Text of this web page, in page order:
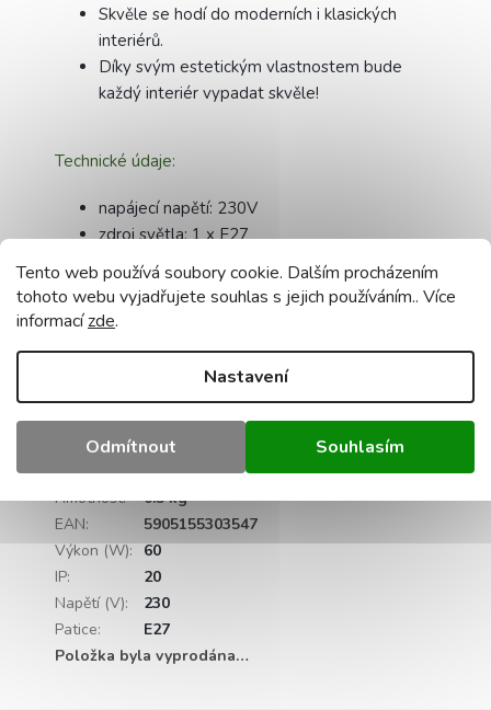
Tento web používá soubory cookie. Dalším procházením
tohoto webu vyjadřujete souhlas s jejich používáním.. Více
informacízde.
Nastavení
Odmítnout Souhlasím
Skvěle se hodí do moderních i klasických
interiérů.
Díky svým estetickým vlastnostem bude
každý interiér vypadat skvěle!
Technické údaje:
napájecí napětí: 230V
zdroj světla: 1 x E27
základní materiál: kov
žárovka není součásti
maximální výkon jednoho světelného zdroje:
certifikace - CE, RoHS
Doplňkové parametry
Kategorie:
Nástěnná svítidla
Záruka:
2 roky
Hmotnost:
0.5 kg
EAN:
5905155303547
Výkon (W): 60
IP:
20
Napětí (V):
230
Patice:
E27
Položka byla vyprodána…